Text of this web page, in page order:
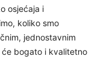
osjećaja i
koliko smo
jednostavnim
bogato i kvalitetno